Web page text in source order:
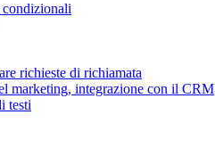
richieste di richiamata
marketing, integrazione con il CRM
testi